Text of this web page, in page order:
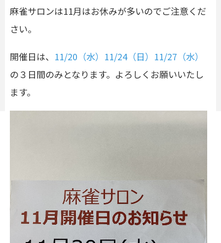
麻雀サロンは11月はお休みが多いのでご注意くだ
さい。
開催日は、 11/20（水）11/24（日）11/27（水）
の３日間のみとなります。よろしくお願いいたし
ます。